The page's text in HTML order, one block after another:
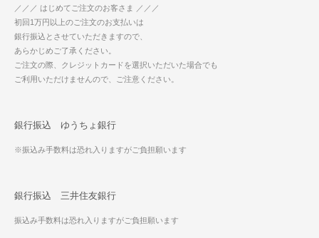
／／／ はじめてご注文のお客さま ／／／
初回1万円以上のご注文のお支払いは
銀行振込とさせていただきますので、
あらかじめご了承ください。
ご注文の際、クレジットカードを選択いただいた場合でも
ご利用いただけませんので、ご注意ください。
銀行振込 ゆうちょ銀行
※振込み手数料は恐れ入りますがご負担願います
銀行振込 三井住友銀行
振込み手数料は恐れ入りますがご負担願います